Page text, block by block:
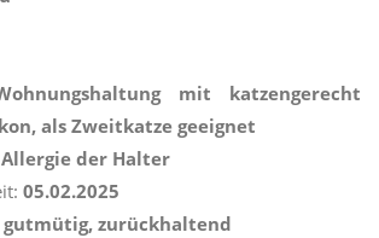
mit katzengerecht
als Zweitkatze geeignet
Allergie der Halter
05.02.2025
gutmütig, zurückhaltend